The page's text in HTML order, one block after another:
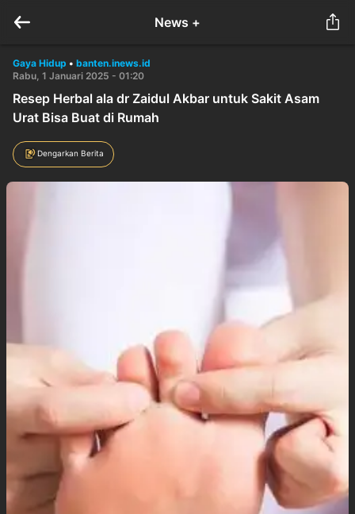
News +
Gaya Hidup • banten.inews.id
Rabu, 1 Januari 2025 - 01:20
Resep Herbal ala dr Zaidul Akbar untuk Sakit Asam
Urat Bisa Buat di Rumah
Dengarkan Berita